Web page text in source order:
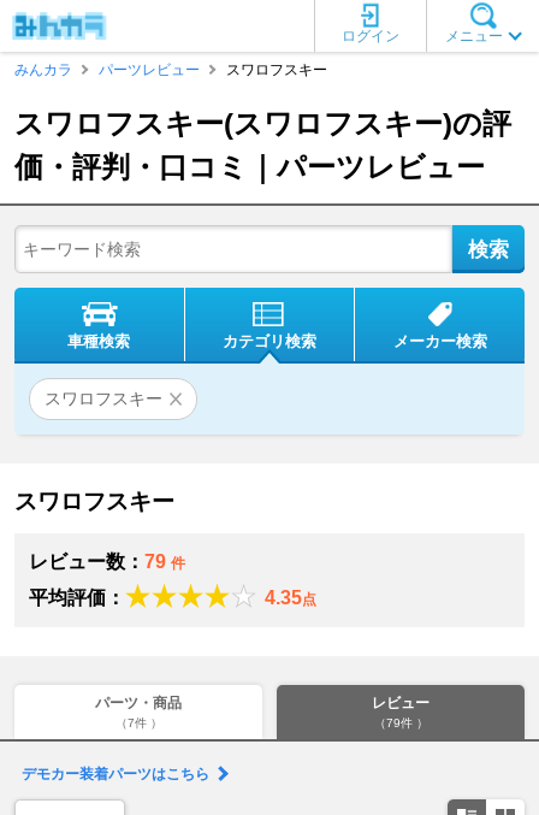
メニュー
ログイン
みんカラ
パーツレビュー スワロフスキー
スワロフスキー(スワロフスキー)の評
価・評判・口コミ｜パーツレビュー
車種検索 カテゴリ検索 メーカー検索
スワロフスキー
スワロフスキー
レビュー数： 79 件
平均評価： 4.35点
パーツ・商品
（7件 ）
レビュー
（79件 ）
デモカー装着パーツはこちら